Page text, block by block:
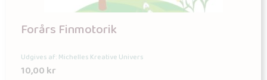
Forårs Finmotorik
Udgives af: Michelles Kreative Univers
10,00kr